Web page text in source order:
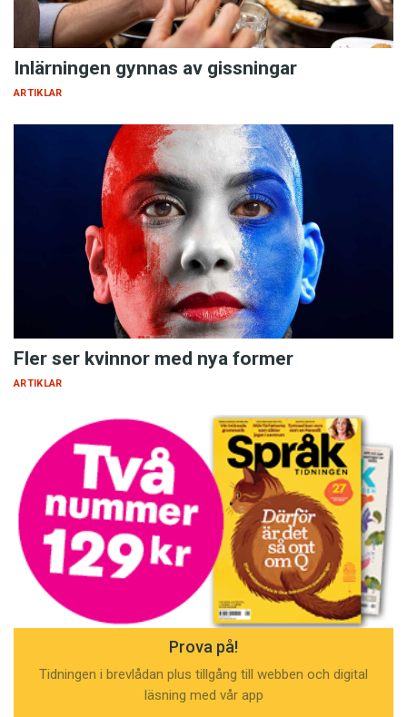
Inlärningen gynnas av gissningar
ARTIKLAR
Fler ser kvinnor med nya former
ARTIKLAR
Prova på!
Tidningen i brevlådan plus tillgång till webben och digital
läsning med vår app